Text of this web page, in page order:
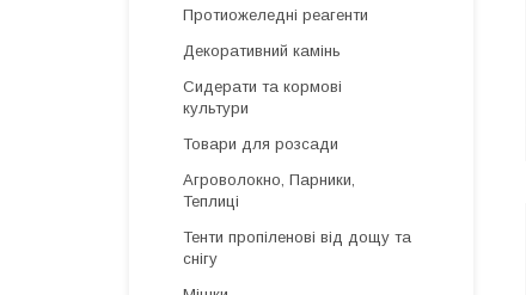
Протиожеледні реагенти
Декоративний камінь
Сидерати та кормові
культури
Товари для розсади
Агроволокно, Парники,
Теплиці
Тенти пропіленові від дощу та
снігу